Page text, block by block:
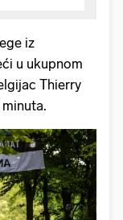
iz
u ukupnom
Thierry